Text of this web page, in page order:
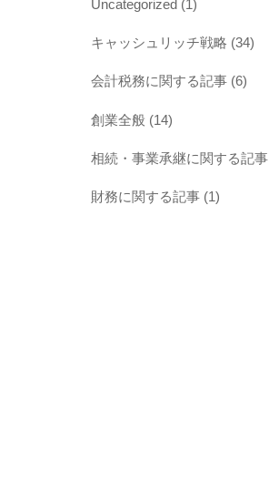
Uncategorized (1)
キャッシュリッチ戦略 (34)
会計税務に関する記事 (6)
創業全般 (14)
相続・事業承継に関する記事
財務に関する記事 (1)